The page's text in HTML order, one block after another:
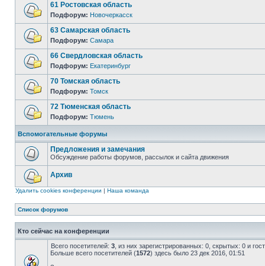
61 Ростовская область
Подфорум: Новочеркасск
63 Самарская область
Подфорум: Самара
66 Свердловская область
Подфорум: Екатеринбург
70 Томская область
Подфорум: Томск
72 Тюменская область
Подфорум: Тюмень
Вспомогательные форумы
Предложения и замечания
Обсуждение работы форумов, рассылок и сайта движения
Архив
Удалить cookies конференции | Наша команда
Список форумов
Кто сейчас на конференции
Всего посетителей: 3 , из них зарегистрированных: 0, скрытых: 0 и
Больше всего посетителей (1572) здесь было 23 дек 2016, 01:51